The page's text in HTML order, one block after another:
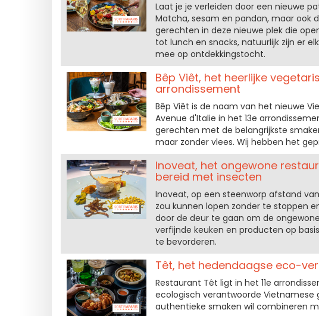
Laat je je verleiden door een nieuwe
Matcha, sesam en pandan, maar ook
gerechten in deze nieuwe plek die
tot lunch en snacks, natuurlijk zijn er
mee op ontdekkingstocht.
Bêp Viêt, het heerlijke
arrondissement
Bêp Viêt is de naam van het nieuwe
Avenue d'Italie in het 13e
gerechten met de belangrijkste
maar zonder vlees. Wij hebben het
Inoveat, het ongewone
bereid met insecten
Inoveat, op een steenworp afstand
zou kunnen lopen zonder te stoppen
door de deur te gaan om de
verfijnde keuken en producten op
te bevorderen.
Têt, het hedendaagse eco-
Restaurant Têt ligt in het 11e
ecologisch verantwoorde Vietnamese
authentieke smaken wil combineren